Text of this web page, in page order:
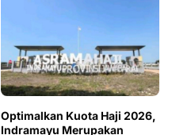
Optimalkan Kuota Haji 2026,
Indramayu Merupakan